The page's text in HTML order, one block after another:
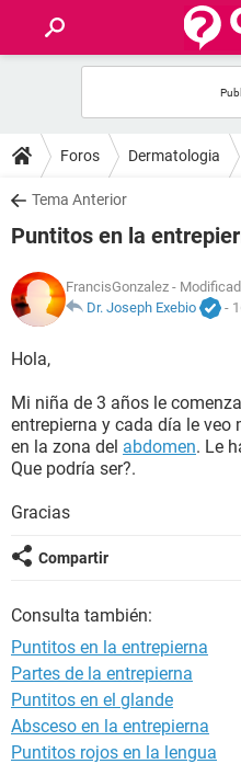
FOROS
SALUD
NUTRICIÓN
BIENESTAR
SEXUALIDAD
GLOSARIO
Foros Dermatologia
Tema Anterior
Puntitos en la
FrancisGonzalez -
Dr. Joseph Exebio
-
Hola,
Mi niña de 3 años le
entrepierna y cada día le veo
en la zona del abdomen. Le
Que podría ser?.
Gracias
Compartir
Consulta también:
Puntitos en la entrepierna
Partes de la entrepierna
Puntitos en el glande
Absceso en la entrepierna
Puntitos rojos en la lengua